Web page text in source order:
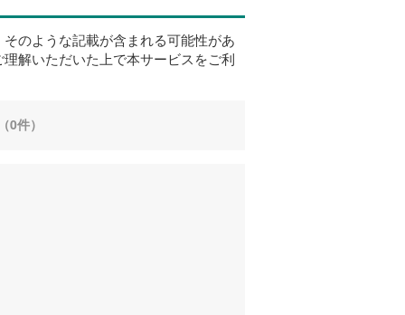
のような記載が含まれる可能性があ
解いただいた上で本サービスをご利
0件）